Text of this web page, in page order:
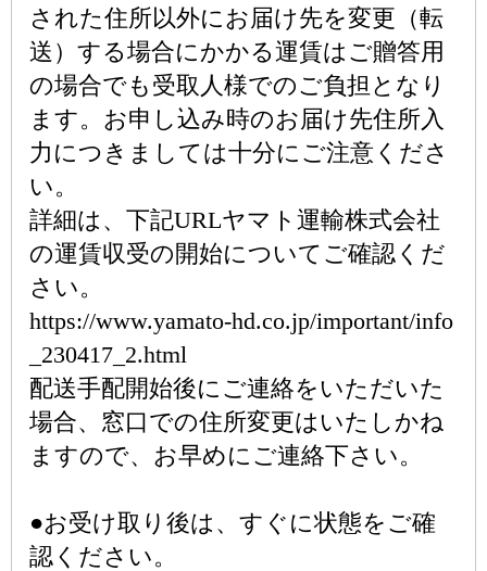
された住所以外にお届け先を変更（転
送）する場合にかかる運賃はご贈答用
の場合でも受取人様でのご負担となり
ます。お申し込み時のお届け先住所入
力につきましては十分にご注意くださ
い。
詳細は、下記URLヤマト運輸株式会社
の運賃収受の開始についてご確認くだ
さい。
https://www.yamato-hd.co.jp/important/info
_230417_2.html
配送手配開始後にご連絡をいただいた
場合、窓口での住所変更はいたしかね
ますので、お早めにご連絡下さい。
●お受け取り後は、すぐに状態をご確
認ください。